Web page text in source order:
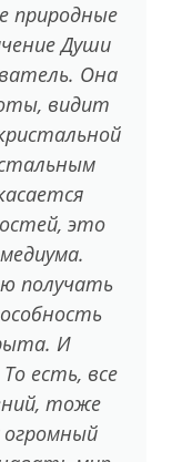
природные
Души
Она
видит
это
получать
И
есть, все
тоже